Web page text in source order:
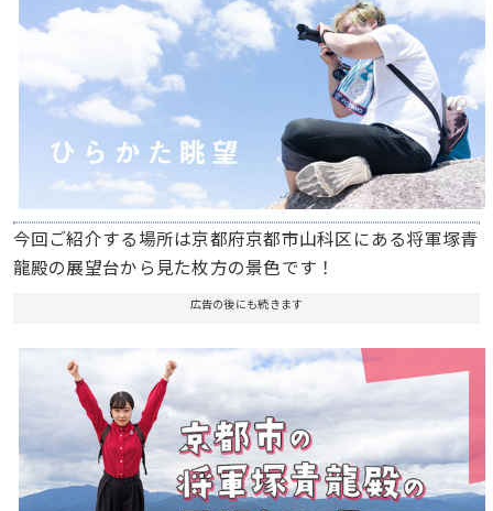
今回ご紹介する場所は京都府京都市山科区にある将軍塚青
龍殿の展望台から見た枚方の景色です！
広告の後にも続きます